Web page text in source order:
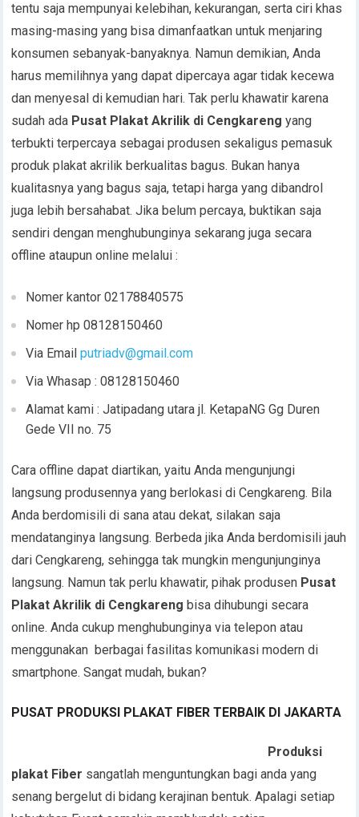
tentu saja mempunyai kelebihan, kekurangan, serta ciri khas
masing-masing yang bisa dimanfaatkan untuk menjaring
konsumen sebanyak-banyaknya. Namun demikian, Anda
harus memilihnya yang dapat dipercaya agar tidak kecewa
dan menyesal di kemudian hari. Tak perlu khawatir karena
sudah ada Pusat Plakat Akrilik di Cengkareng yang
terbukti terpercaya sebagai produsen sekaligus pemasuk
produk plakat akrilik berkualitas bagus. Bukan hanya
kualitasnya yang bagus saja, tetapi harga yang dibandrol
juga lebih bersahabat. Jika belum percaya, buktikan saja
sendiri dengan menghubunginya sekarang juga secara
offline ataupun online melalui :
Nomer kantor 02178840575
Nomer hp 08128150460
Via Emailputriadv@gmail.com
Via Whasap : 08128150460
Alamat kami : Jatipadang utara jl. KetapaNG Gg Duren
Gede VII no. 75
Cara offline dapat diartikan, yaitu Anda mengunjungi
langsung produsennya yang berlokasi di Cengkareng. Bila
Anda berdomisili di sana atau dekat, silakan saja
mendatanginya langsung. Berbeda jika Anda berdomisili jauh
dari Cengkareng, sehingga tak mungkin mengunjunginya
langsung. Namun tak perlu khawatir, pihak produsen Pusat
Plakat Akrilik di Cengkareng bisa dihubungi secara
online. Anda cukup menghubunginya via telepon atau
menggunakan berbagai fasilitas komunikasi modern di
smartphone. Sangat mudah, bukan?
PUSAT PRODUKSI PLAKAT FIBER TERBAIK DI JAKARTA
Produksi
plakat Fiber sangatlah menguntungkan bagi anda yang
senang bergelut di bidang kerajinan bentuk. Apalagi setiap